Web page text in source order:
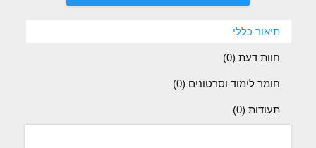
תיאור כללי
חוות דעת (0
)
חומר לימוד וסרטונים (0)
תעודות (0)